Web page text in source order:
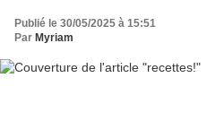
Publié le 30/05/2025 à 15:51
Par Myriam